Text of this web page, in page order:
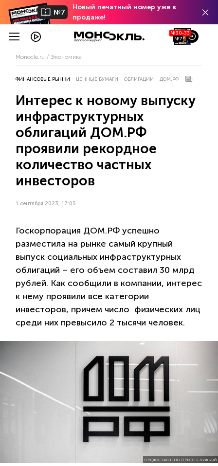
№7
Новый печатный номер уже в
продаже!
№30-33
№7
Monocle.ru Экономика
ФИНАНСОВЫЕ РЫНКИ ЦЕННЫЕ БУМАГИ ОБЛИГАЦИИ ДОМ.РФ
Интерес к новому выпуску
инфраструктурных
облигаций ДОМ.РФ
проявили рекордное
количество частных
инвесторов
1 сентября 2023, 17:05
Госкорпорация ДОМ.РФ успешно
разместила на рынке самый крупный
выпуск социальных инфраструктурных
облигаций – его объем составил 30 млрд
рублей. Как сообщили в компании, интерес
к нему проявили все категории
инвесторов, причем число физических лиц
среди них превысило 2 тысячи человек.
ПРЕДОСТАВЛЕНО ПРЕСС-СЛУЖБОЙ